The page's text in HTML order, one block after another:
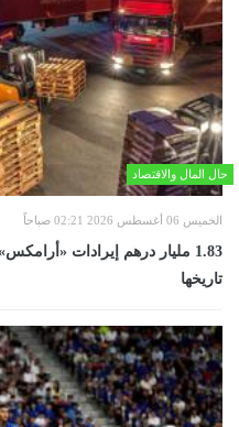
حال المال والاقتصاد
الخميس 06 أغسطس 2026 02:21 صباحاً
تاريخها